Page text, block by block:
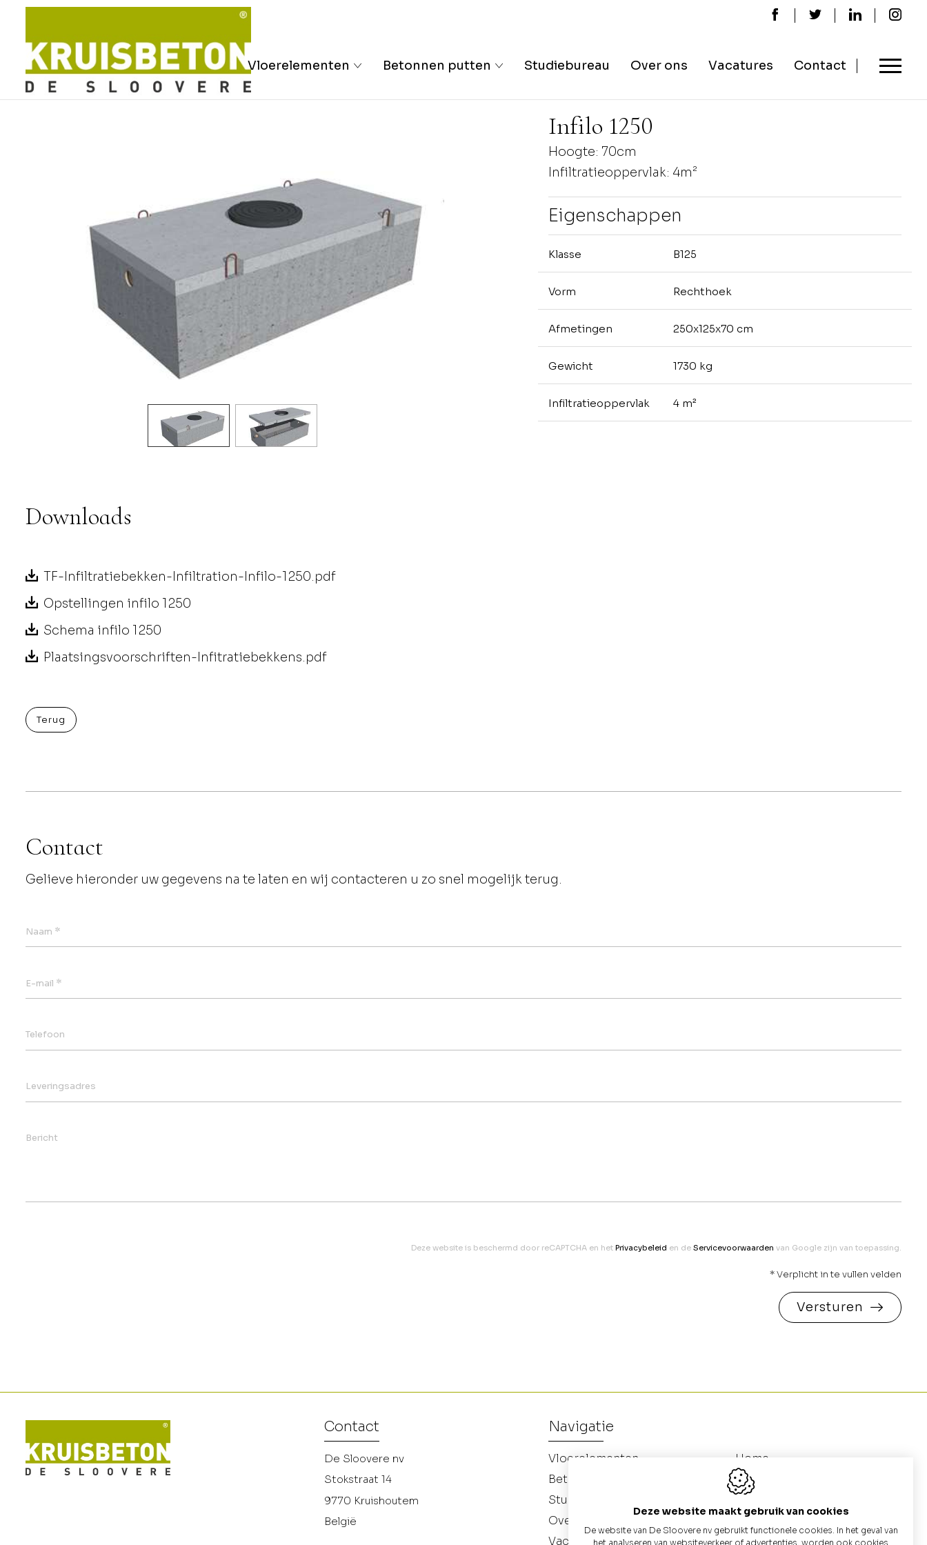
Vloerelementen Betonnen putten Studiebureau Over ons Vacatures Contact
Infilo 1250
Hoogte: 70cm
Infiltratieoppervlak: 4m²
Eigenschappen
Klasse B125
Vorm Rechthoek
Afmetingen 250x125x70 cm
Gewicht 1730 kg
Infiltratieoppervlak 4 m²
Downloads
TF-Infiltratiebekken-Infiltration-Infilo-1250.pdf
Opstellingen infilo 1250
Schema infilo 1250
Plaatsingsvoorschriften-Infitratiebekkens.pdf
Terug
Contact
Gelieve hieronder uw gegevens na te laten en wij contacteren u zo snel mogelijk terug.
Naam *
E-mail *
Telefoon
Leveringsadres
Bericht
Deze website is beschermd door reCAPTCHA en het Privacybeleid en de Servicevoorwaarden van Google zijn van toepassing.
* Verplicht in te vullen velden
Versturen
Contact
De Sloovere nv
Stokstraat 14
9770 Kruishoutem
België
Navigatie
Vloerelementen
Betonnen putten
Studiebureau
Over ons
Vacatures
Home
Galerij
Deze website maakt gebruik van cookies
De website van De Sloovere nv gebruikt functionele cookies. In het geval van
het analyseren van websiteverkeer of advertenties, worden ook cookies